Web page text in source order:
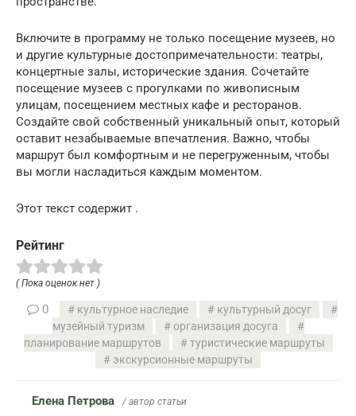
Включите в программу не только посещение музеев, но
и другие культурные достопримечательности: театры,
концертные залы, исторические здания. Сочетайте
посещение музеев с прогулками по живописным
улицам, посещением местных кафе и ресторанов.
Создайте свой собственный уникальный опыт, который
оставит незабываемые впечатления. Важно, чтобы
маршрут был комфортным и не перегруженным, чтобы
вы могли насладиться каждым моментом.
Этот текст содержит .
Рейтинг
( Пока оценок нет )
0 культурное наследие
культурный досуг
музейный туризм
организация досуга
планирование маршрутов
туристические маршруты
экскурсионные маршруты
Елена Петрова / автор статьи